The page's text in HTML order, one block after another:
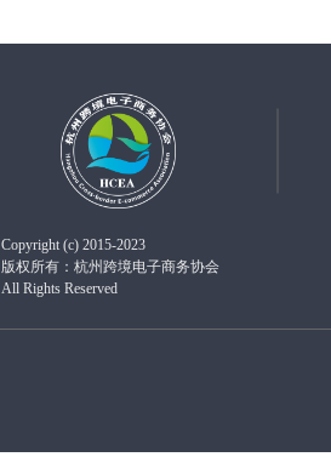
Copyright (c) 2015-2023
版权所有：杭州跨境电子商务协会
All Rights Reserved